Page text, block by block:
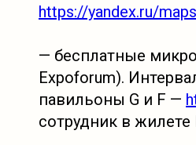
https://yandex.ru/
— бесплатные
Expoforum).
павильоны G и F —
сотрудник в жилете